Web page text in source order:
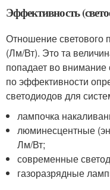
Эффективность
Отношение светового
(Лм/Вт). Это та
попадает во
по эффективности
светодиодов для
лампочка
люминесцентные
Лм/Вт;
современные
газоразрядные